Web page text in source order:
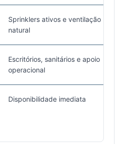
Sprinklers ativos e ventilação
natural
Escritórios, sanitários e apoio
operacional
Disponibilidade imediata